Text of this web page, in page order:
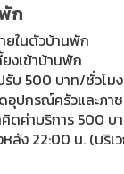
ก
ยในตัวบ้านพัก
งเข้าบ้านพัก
รับ 500 บาท/ชั่วโมง
อุปกรณ์ครัวและภา
ดค่าบริการ 500 บ
หลัง 22:00 น. (บริ